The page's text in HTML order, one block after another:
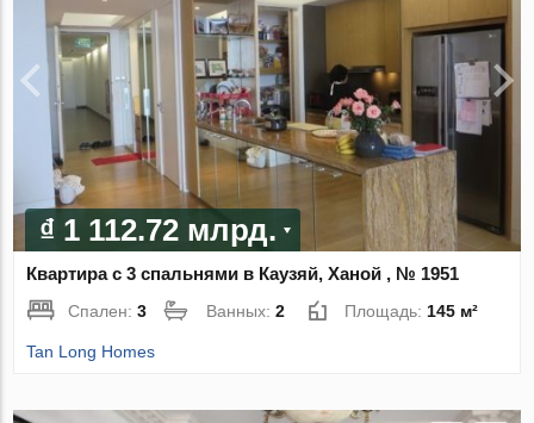
₫ 1 112.72 млрд.
Квартира с 3 спальнями в Каузяй, Ханой , № 1951
Спален:3 Ванных:2 Площадь: 145 м²
Tan Long Homes